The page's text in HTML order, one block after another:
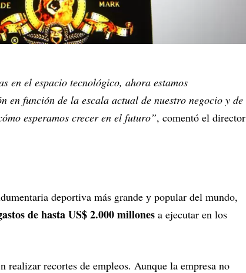
en el espacio tecnológico, ahora estamos
en función de la escala actual de nuestro negocio y de
esperamos crecer en el futuro”, comentó el director
deportiva más grande y popular del mundo,
de hasta US$ 2.000 millones a ejecutar en los
realizar recortes de empleos. Aunque la empresa no